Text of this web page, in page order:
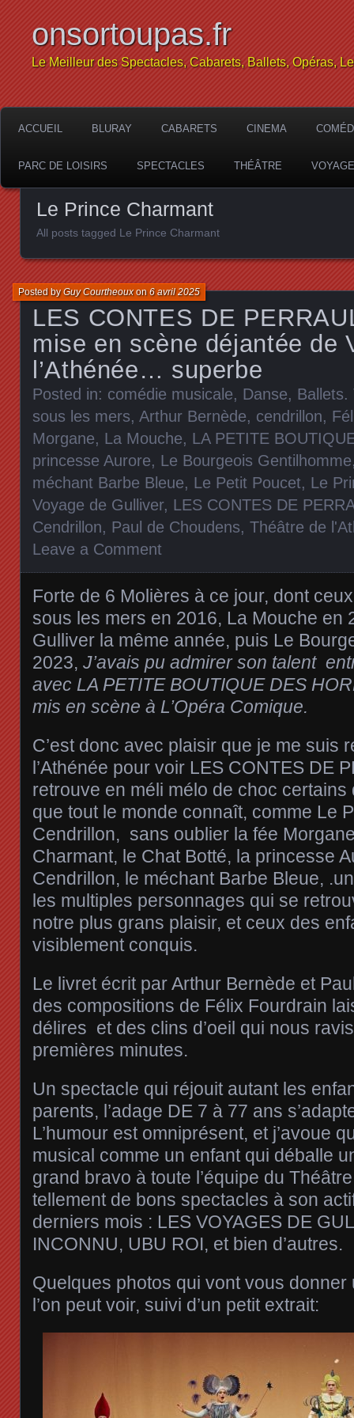
onsortoupas.fr
Le Meilleur des Spectacles, Cabarets, Ballets, Opéras,
ACCUEIL BLURAY CABARETS CINEMA
PARC DE LOISIRS SPECTACLES THÉÂTRE
Le Prince Charmant
All posts tagged Le Prince Charmant
LES CONTES DE
mise en scène déjantée de
l’Athénée… superbe
Posted byGuy Courtheouxon6 avril 2025
Posted in: comédie musicale, Danse, Ballets.
sous les mers, Arthur Bernède, cendrillon,
Morgane, La Mouche, LA PETITE
princesse Aurore, Le Bourgeois Gentilhomme
méchant Barbe Bleue, Le Petit Poucet, Le
Voyage de Gulliver, LES CONTES DE
Cendrillon, Paul de Choudens, Théâtre de
Leave a Comment
Forte de 6 Molières à ce jour, dont
sous les mers en 2016, La Mouche en
Gulliver la même année, puis Le
2023, J’avais pu admirer son talent
avec LA PETITE BOUTIQUE DES
mis en scène à L’Opéra Comique.
C’est donc avec plaisir que je me suis
l’Athénée pour voir LES CONTES DE
retrouve en méli mélo de choc
que tout le monde connaît, comme Le
Cendrillon, sans oublier la fée
Charmant, le Chat Botté, la princesse
Cendrillon, le méchant Barbe Bleue,
les multiples personnages qui se
notre plus grans plaisir, et ceux des
visiblement conquis.
Le livret écrit par Arthur Bernède et
des compositions de Félix Fourdrain
délires et des clins d’oeil qui nous
premières minutes.
Un spectacle qui réjouit autant les
parents, l’adage DE 7 à 77 ans
L’humour est omniprésent, et j’avoue
musical comme un enfant qui déballe
grand bravo à toute l’équipe du
tellement de bons spectacles à son
derniers mois : LES VOYAGES DE
INCONNU, UBU ROI, et bien d’autres.
Quelques photos qui vont vous donner
l’on peut voir, suivi d’un petit extrait: